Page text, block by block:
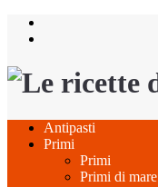
Salta
Antipasti
Primi
Primi
Primi di mare